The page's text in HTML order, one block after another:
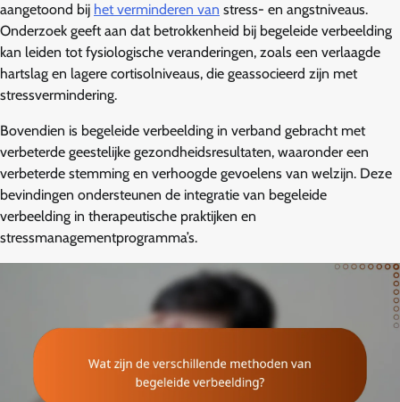
aangetoond bij het verminderen van stress- en angstniveaus.
Onderzoek geeft aan dat betrokkenheid bij begeleide verbeelding
kan leiden tot fysiologische veranderingen, zoals een verlaagde
hartslag en lagere cortisolniveaus, die geassocieerd zijn met
stressvermindering.
Bovendien is begeleide verbeelding in verband gebracht met
verbeterde geestelijke gezondheidsresultaten, waaronder een
verbeterde stemming en verhoogde gevoelens van welzijn. Deze
bevindingen ondersteunen de integratie van begeleide
verbeelding in therapeutische praktijken en
stressmanagementprogramma’s.